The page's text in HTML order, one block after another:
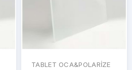
TABLET OCA&POLARİZE